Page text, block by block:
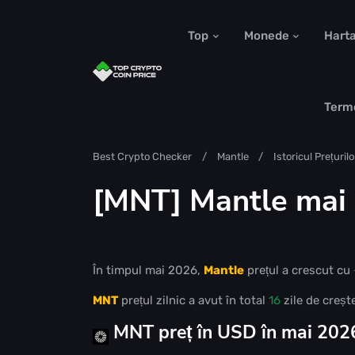
Top Monede Harta
Best Crypto Checker Mantle Istoricul
[MNT] Mantle
În timpul mai 2026, Mantle prețul a crescut cu
MNTprețul zilnic a avut în total 16 zile de
MNT preț în USD în mai